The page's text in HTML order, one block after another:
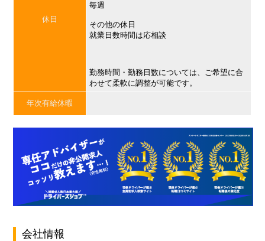
休日
毎週
その他の休日
就業日数時間は応相談
勤務時間・勤務日数については、ご希望に合
わせて柔軟に調整が可能です。
年次有給休暇
会社情報